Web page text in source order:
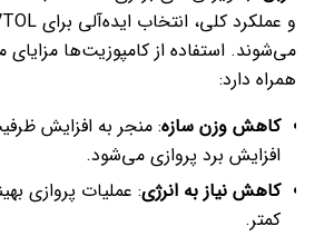
می‌شوند. استفاده از کامپوزیت‌ها مزایای
همراه دارد:
کاهش وزن سازه: منجر به افزایش
افزایش برد پروازی می‌شود.
کاهش نیاز به انرژی: عملیات پروازی
کمتر.